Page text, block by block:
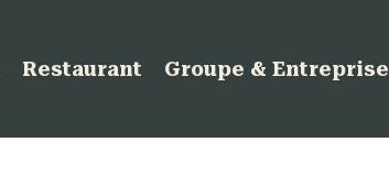
Restaurant Groupe & Entreprise